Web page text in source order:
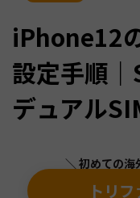
iPhone12
設定手順
デュアル
＼ 初めての海
トリ